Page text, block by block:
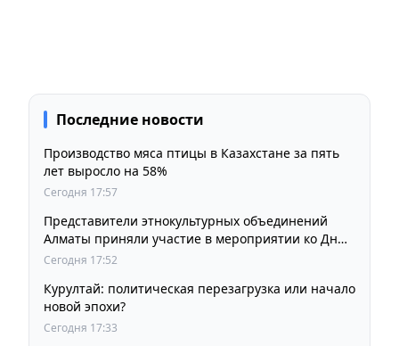
Последние новости
Производство мяса птицы в Казахстане за пять
лет выросло на 58%
Сегодня 17:57
Представители этнокультурных объединений
Алматы приняли участие в мероприятии ко Дню
Абая
Сегодня 17:52
Курултай: политическая перезагрузка или начало
новой эпохи?
Сегодня 17:33